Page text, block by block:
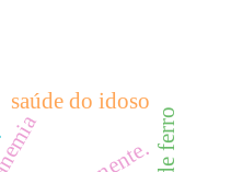
saúde do idoso